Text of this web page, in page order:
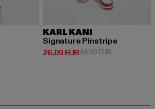
EUR 54,99 EUR
KARL KANI
Signature Pinstripe
26,09 EUR
Derzeitiger Preis: 26,09 EUR
44,99 EURAktionspreis: